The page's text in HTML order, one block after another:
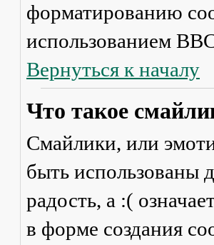
форматированию
использованием
Вернуться к началу
Что такое
Смайлики, или
быть использованы
радость, а :(
в форме создания